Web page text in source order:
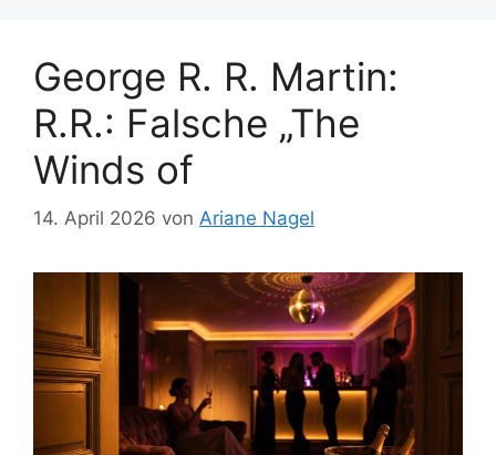
George R. R. Martin:
R.R.: Falsche „The
Winds of
14. April 2026 von Ariane Nagel